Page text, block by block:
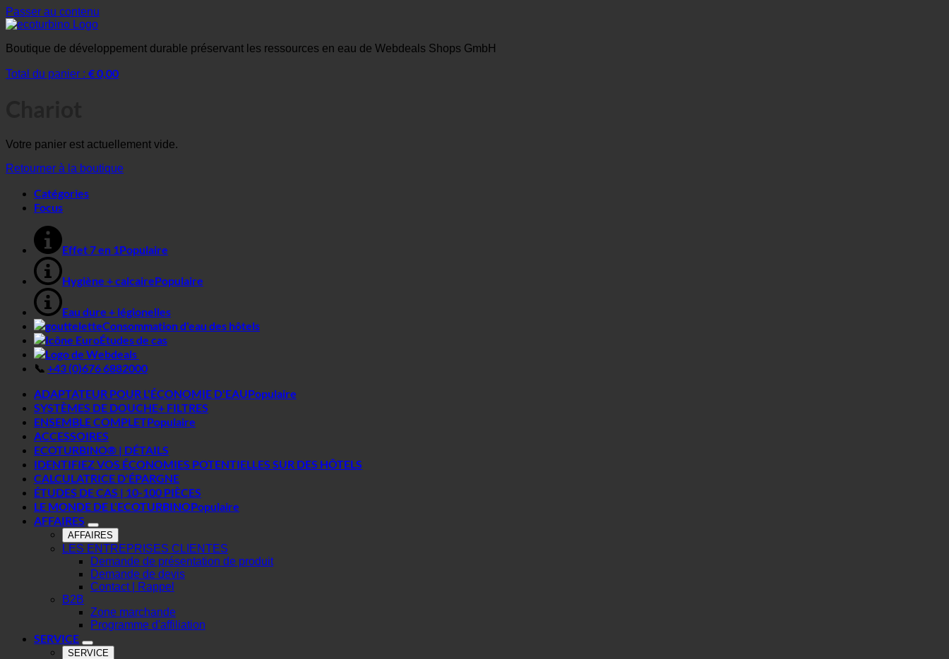
Passer au contenu
Boutique de développement durable préservant les ressources en eau de Webdeals Shops GmbH
Total du panier : €0,00
Votre panier est actuellement vide.
Retourner à la boutique
Catégories
Focus
Effet 7 en 1
Hygiène + calcaire
Eau dure + légionelles
Consommation d'eau des hôtels
Études de cas
📞 +43 (0)676 6882000
ADAPTATEUR POUR L'ÉCONOMIE D'EAU
SYSTÈMES DE DOUCHE+ FILTRES
ENSEMBLE COMPLET
ACCESSOIRES
ECOTURBINO® | DÉTAILS
IDENTIFIEZ VOS ÉCONOMIES POTENTIELLES SUR DES HÔTELS
CALCULATRICE D'ÉPARGNE
ÉTUDES DE CAS | 10-100 PIÈCES
LE MONDE DE L'ECOTURBINO
AFFAIRES
AFFAIRES
LES ENTREPRISES CLIENTES
Demande de présentation de produit
Demande de devis
Contact | Rappel
B2B
Zone marchande
Programme d'affiliation
SERVICE
SERVICE